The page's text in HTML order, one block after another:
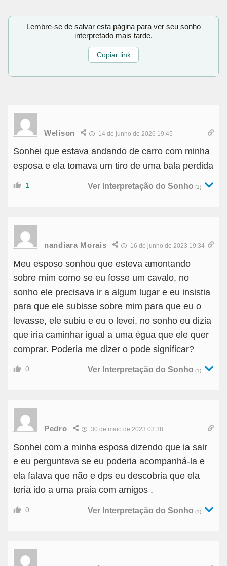
Lembre-se de salvar esta página para ver seu sonho
interpretado mais tarde.
Copiar link
Welison 14 de junho de 2026 19:45
Sonhei que estava andando de carro com minha
esposa e ela tomava um tiro de uma bala perdida
1 Ver Interpretação do Sonho (1)
nandiara Morais 16 de junho de 2023 19:34
Meu esposo sonhou que esteva amontando
sobre mim como se eu fosse um cavalo, no
sonho ele precisava ir a algum lugar e eu insistia
para que ele subisse sobre mim para que eu o
levasse, ele subiu e eu o levei, no sonho eu dizia
que iria caminhar igual a uma égua que ele quer
comprar. Poderia me dizer o pode significar?
0 Ver Interpretação do Sonho (1)
Pedro 30 de maio de 2023 03:38
Sonhei com a minha esposa dizendo que ia sair
e eu perguntava se eu poderia acompanhá-la e
ela falava que não e dps eu descobria que ela
teria ido a uma praia com amigos .
0 Ver Interpretação do Sonho (1)